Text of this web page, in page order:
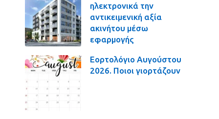
ηλεκτρονικά την
αντικειμενική αξία
ακινήτου μέσω
εφαρμογής
Εορτολόγιο Αυγούστου
2026. Ποιοι γιορτάζουν